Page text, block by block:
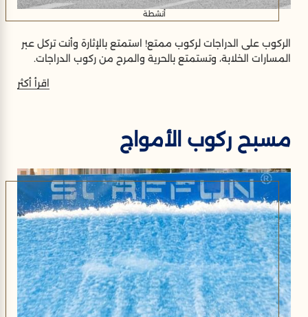
أنشطة
الركوب على الدراجات لركوب ممتع! استمتع بالإثارة وأنت تركل عبر
المسارات الخلابة، وتستمتع بالحرية والمرح من ركوب الدراجات.
اقرأ أكثر
مسبح ركوب الأمواج